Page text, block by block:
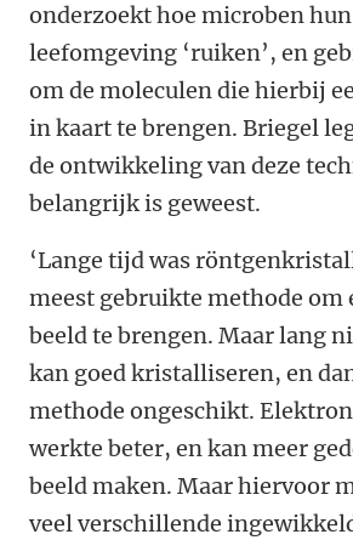
onderzoekt hoe microben hun
leefomgeving ‘ruiken’, en
om de moleculen die hierbij
in kaart te brengen. Briegel
de ontwikkeling van deze
belangrijk is geweest.
‘Lange tijd was
meest gebruikte methode
beeld te brengen. Maar lang
kan goed kristalliseren, en
methode ongeschikt.
werkte beter, en kan meer
beeld maken. Maar hiervoor
veel verschillende